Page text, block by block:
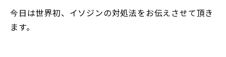
今日は世界初、イソジンの対処法をお伝えさせて頂き
ます。